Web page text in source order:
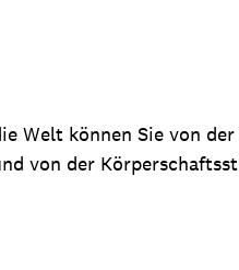
Welt können Sie von
von der